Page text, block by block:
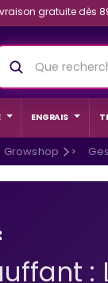
gratuite dès
ENGRAIS
Growshop
: